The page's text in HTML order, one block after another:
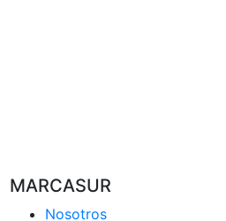
MARCASUR
Nosotros